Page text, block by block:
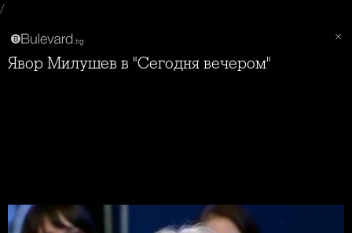
/
Явор Милушев в "Сегодня вечером"